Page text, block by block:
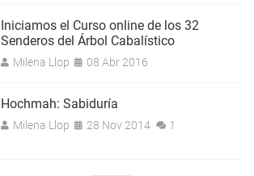
Iniciamos el Curso online de los 32
Senderos del Árbol Cabalístico
Milena Llop 08 Abr 2016
Hochmah: Sabiduría
Milena Llop 28 Nov 2014 1